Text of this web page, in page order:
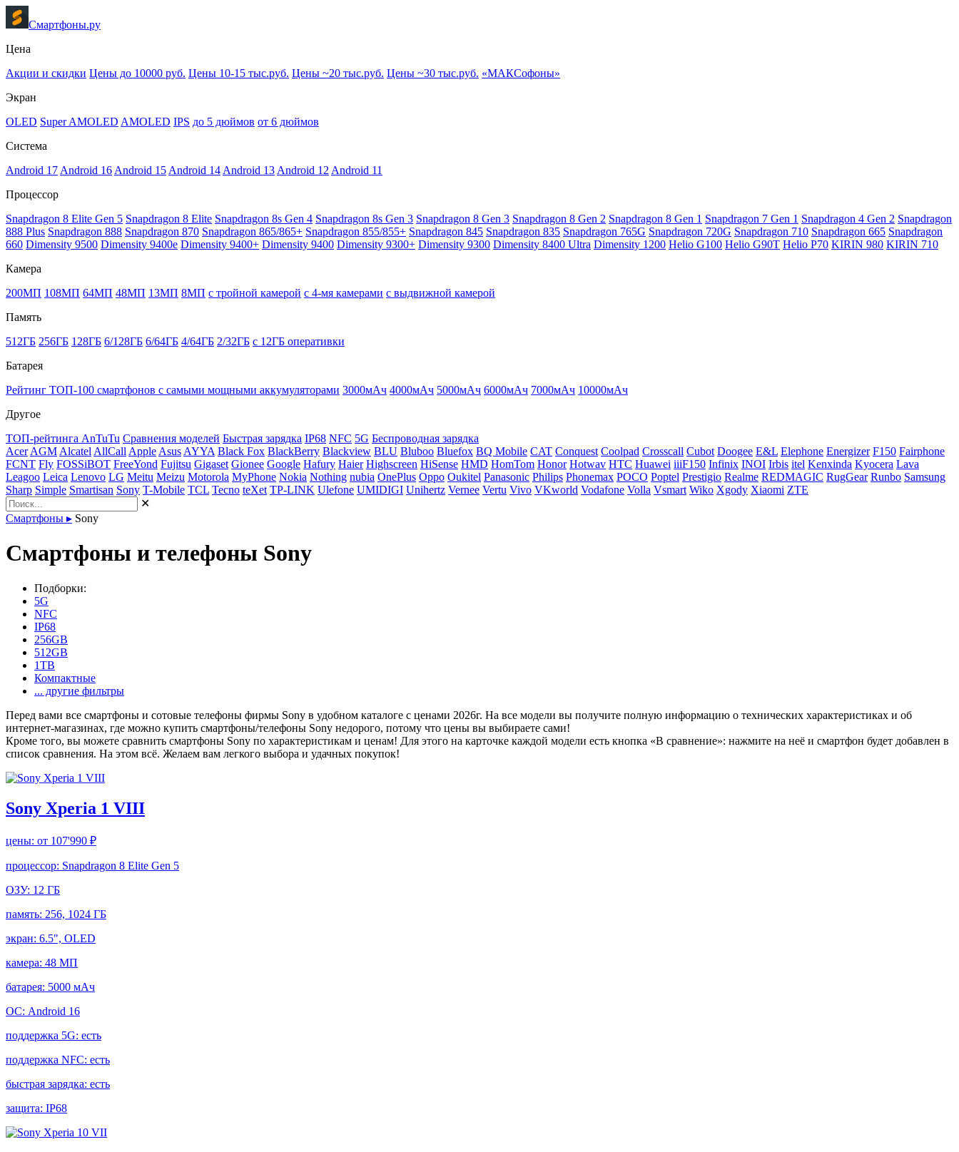
Смартфоны.ру
Цена
Акции и скидки Цены до 10000 руб. Цены 10-15 тыс.руб. Цены ~20 тыс.руб. Цены ~30 тыс.руб. «МАКСофоны»
Экран
OLED Super AMOLED AMOLED IPS до 5 дюймов от 6 дюймов
Система
Android 17 Android 16 Android 15 Android 14 Android 13 Android 12 Android 11
Процессор
Snapdragon 8 Elite Gen 5 Snapdragon 8 Elite Snapdragon 8s Gen 4 Snapdragon 8s Gen 3 Snapdragon 8 Gen 3 Snapdragon 8 Gen 2 Snapdragon 8 Gen 1 Snapdragon 7 Gen 1 Snapdragon 4 Gen 2 Snapdragon
888 Plus Snapdragon 888 Snapdragon 870 Snapdragon 865/865+ Snapdragon 855/855+ Snapdragon 845 Snapdragon 835 Snapdragon 765G Snapdragon 720G Snapdragon 710 Snapdragon 665 Snapdragon
660 Dimensity 9500 Dimensity 9400e Dimensity 9400+ Dimensity 9400 Dimensity 9300+ Dimensity 9300 Dimensity 8400 Ultra Dimensity 1200 Helio G100 Helio G90T Helio P70 KIRIN 980 KIRIN 710
Камера
200МП 108МП 64МП 48МП 13МП 8МП с тройной камерой с 4-мя камерами с выдвижной камерой
Память
512ГБ 256ГБ 128ГБ 6/128ГБ 6/64ГБ 4/64ГБ 2/32ГБ с 12ГБ оперативки
Батарея
Рейтинг ТОП-100 смартфонов с самыми мощными аккумуляторами 3000мАч 4000мАч 5000мАч 6000мАч 7000мАч 10000мАч
Другое
ТОП-рейтинга AnTuTu Сравнения моделей Быстрая зарядка IP68 NFC 5G Беспроводная зарядка
Acer AGM Alcatel AllCall Apple Asus AYYA Black Fox BlackBerry Blackview BLU Bluboo Bluefox BQ Mobile CAT Conquest Coolpad Crosscall Cubot Doogee E&L Elephone Energizer F150 Fairphone
FCNT Fly FOSSiBOT FreeYond Fujitsu Gigaset Gionee Google Hafury Haier Highscreen HiSense HMD HomTom Honor Hotwav HTC Huawei iiiF150 Infinix INOI Irbis itel Kenxinda Kyocera Lava
Leagoo Leica Lenovo LG Meitu Meizu Motorola MyPhone Nokia Nothing nubia OnePlus Oppo Oukitel Panasonic Philips Phonemax POCO Poptel Prestigio Realme REDMAGIC RugGear Runbo Samsung
Sharp Simple Smartisan Sony T-Mobile TCL Tecno teXet TP-LINK Ulefone UMIDIGI Unihertz Vernee Vertu Vivo VKworld Vodafone Volla Vsmart Wiko Xgody Xiaomi ZTE
✕
Смартфоны ▸ Sony
Смартфоны и телефоны Sony
Подборки:
5G
NFC
IP68
256GB
512GB
1TB
Компактные
... другие фильтры
Перед вами все смартфоны и сотовые телефоны фирмы Sony в удобном каталоге с ценами 2026г. На все модели вы получите полную информацию о технических характеристиках и об
интернет-магазинах, где можно купить смартфоны/телефоны Sony недорого, потому что цены вы выбираете сами!
Кроме того, вы можете сравнить смартфоны Sony по характеристикам и ценам! Для этого на карточке каждой модели есть кнопка «В сравнение»: нажмите на неё и смартфон будет добавлен в
список сравнения. На этом всё. Желаем вам легкого выбора и удачных покупок!
Sony Xperia 1 VIII
цены: от 107'990 ₽
процессор: Snapdragon 8 Elite Gen 5
ОЗУ: 12 ГБ
память: 256, 1024 ГБ
экран: 6.5", OLED
камера: 48 МП
батарея: 5000 мАч
ОС: Android 16
поддержка 5G: есть
поддержка NFC: есть
быстрая зарядка: есть
защита: IP68